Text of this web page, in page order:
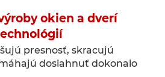
okien a dverí
presnosť, skracujú
dosiahnuť dokonalo